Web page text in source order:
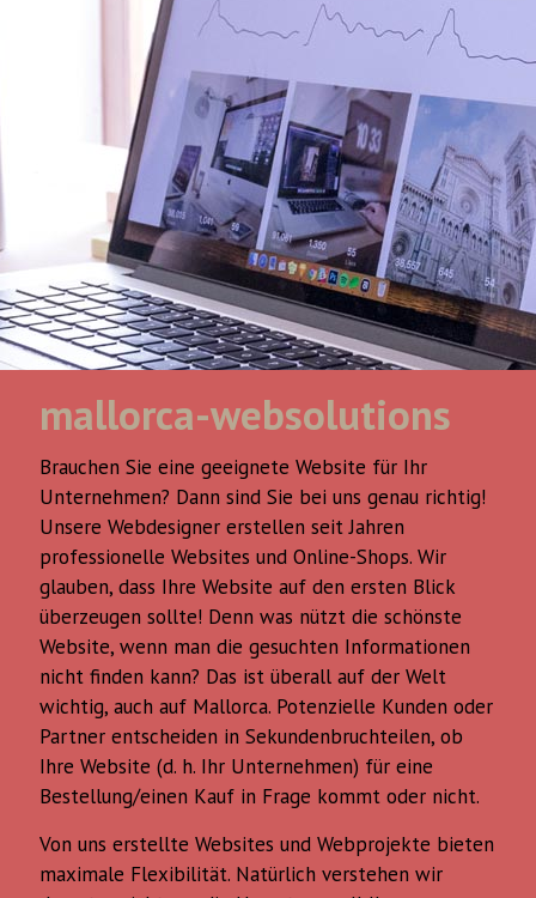
mallorca-websolutions
Brauchen Sie eine geeignete Website für Ihr
Unternehmen? Dann sind Sie bei uns genau richtig!
Unsere Webdesigner erstellen seit Jahren
professionelle Websites und Online-Shops. Wir
glauben, dass Ihre Website auf den ersten Blick
überzeugen sollte! Denn was nützt die schönste
Website, wenn man die gesuchten Informationen
nicht finden kann? Das ist überall auf der Welt
wichtig, auch auf Mallorca. Potenzielle Kunden oder
Partner entscheiden in Sekundenbruchteilen, ob
Ihre Website (d. h. Ihr Unternehmen) für eine
Bestellung/einen Kauf in Frage kommt oder nicht.
Von uns erstellte Websites und Webprojekte bieten
maximale Flexibilität. Natürlich verstehen wir